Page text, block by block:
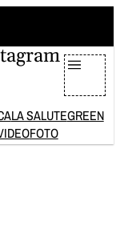
LA SALUTEGREEN
FOTO